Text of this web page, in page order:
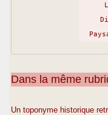
Dans la même
Un toponyme historique